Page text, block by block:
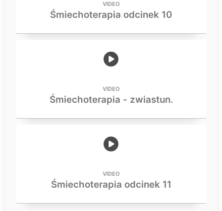
VIDEO
Śmiechoterapia odcinek 10
VIDEO
Śmiechoterapia - zwiastun.
VIDEO
Śmiechoterapia odcinek 11